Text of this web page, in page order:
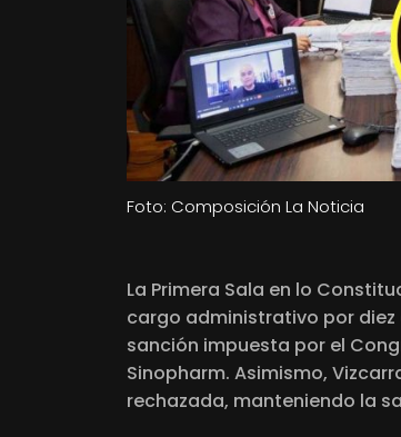
Foto: Composición La Noticia
La Primera Sala en lo
cargo administrativo por diez
sanción impuesta por el
Sinopharm. Asimismo,
rechazada, manteniendo la